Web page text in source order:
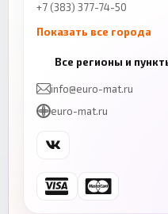
+7 (383) 377-74-50
Показать все города
+7 (843) 206-01-30
Челябинск
+7 (343) 300-99-67
Ростов-на-Дону
+7 (863) 333-50-75
Все регионы и
info@euro-mat.ru
euro-mat.ru